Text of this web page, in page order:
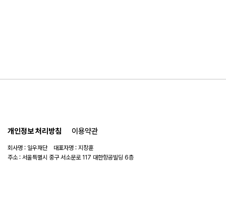
개인정보 처리방침 이용약관
회사명 : 일우재단 대표자명 : 지창훈
주소 : 서울특별시 중구 서소문로 117 대한항공빌딩 6층